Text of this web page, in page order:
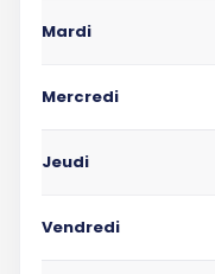
Mardi
Mercredi
Jeudi
Vendredi